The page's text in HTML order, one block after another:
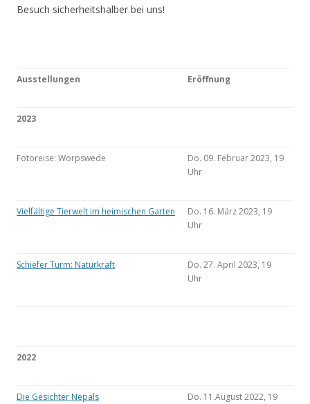
Besuch sicherheitshalber bei uns!
Ausstellungen Eröffnung
2023
Fotoreise: Worpswede
Do. 09. Februar 2023, 19
Uhr
Vielfältige Tierwelt im heimischen Garten
Do. 16. März 2023, 19
Uhr
Schiefer Turm: Naturkraft
Do. 27. April 2023, 19
Uhr
2022
Die Gesichter Nepals
Do. 11.August 2022, 19